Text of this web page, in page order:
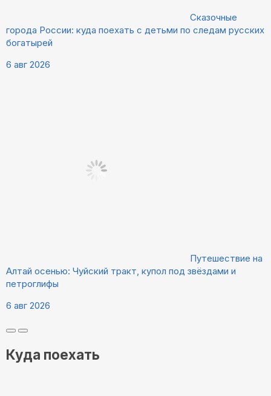
Сказочные
города России: куда поехать с детьми по следам русских
богатырей
6 авг 2026
Путешествие на
Алтай осенью: Чуйский тракт, купол под звёздами и
петроглифы
6 авг 2026
Куда поехать